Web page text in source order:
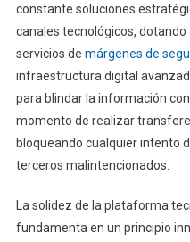
constante soluciones
canales tecnológicos,
servicios de márgenes de
infraestructura digital
para blindar la información
momento de realizar
bloqueando cualquier intento
terceros malintencionados.
La solidez de la plataforma
fundamenta en un principio